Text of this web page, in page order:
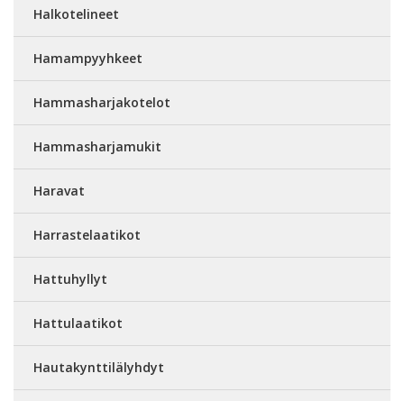
Halkotelineet
Hamampyyhkeet
Hammasharjakotelot
Hammasharjamukit
Haravat
Harrastelaatikot
Hattuhyllyt
Hattulaatikot
Hautakynttilälyhdyt